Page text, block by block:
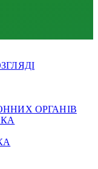
ОРГАНІВ